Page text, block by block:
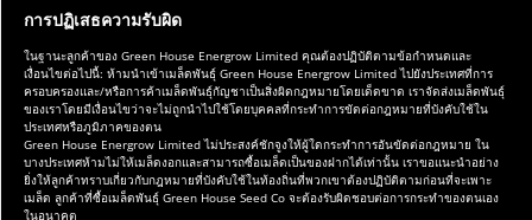
การปฏิเสธความรับผิด
ในฐานะลูกค้าของ Green House Energrow Limited คุณต้องปฏิบัติตามข้อกำหนดและ
เงื่อนไขต่อไปนี้: ห้ามนำเข้าเมล็ดพันธุ์ Green House Energrow Limited ไปยังประเทศที่การ
ครอบครองและ/หรือการค้าเมล็ดพันธุ์กัญชาเป็นสิ่งผิดกฎหมายโดยเด็ดขาด เราจัดส่งเมล็ดพันธุ์
ของเราโดยมีเงื่อนไขว่าจะไม่ถูกนำไปใช้โดยบุคคลที่กระทำการขัดต่อกฎหมายที่บังคับใช้ใน
ประเทศหรือภูมิภาคของตน
Green House Energrow Limited ไม่ประสงค์ชักจูงให้ผู้ใดกระทำการอันขัดต่อกฎหมาย ใน
บางประเทศห้ามไม่ให้เมล็ดงอกและสามารถซื้อเมล็ดเป็นของฝากได้เท่านั้น เราขอแนะนำอย่าง
ยิ่งให้ลูกค้าทราบเกี่ยวกับกฎหมายที่บังคับใช้ในท้องถิ่นที่พวกเขาต้องปฏิบัติตามก่อนที่จะเพาะ
เมล็ด ลูกค้าที่ซื้อเมล็ดพันธุ์ Green House Seed Co จะต้องรับผิดชอบต่อการกระทำของตนเอง
ในอนาคต